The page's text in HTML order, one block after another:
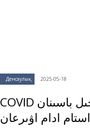
Денсаулық 2025-05-18
COVID قايتا كەلە مە? قازاقستاندا جىل باسىنان